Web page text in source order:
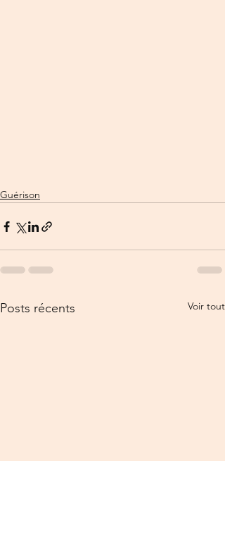
Guérison
Posts récents Voir tout